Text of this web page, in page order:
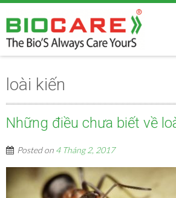
loài kiến
Những điều chưa biết về
Posted on 4 Tháng 2, 2017